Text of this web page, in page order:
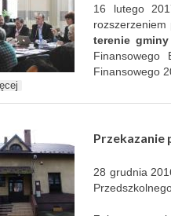
16 lutego
rozszerzeniem
terenie gminy
Finansowego
Finansowego
Przekazanie
28 grudnia